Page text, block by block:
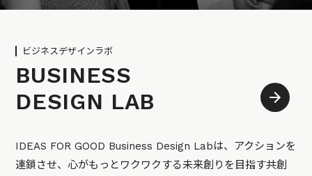
ビジネスデザインラボ
BUSINESS
DESIGN LAB
IDEAS FOR GOOD Business Design Labは、アクションを
連鎖させ、心がもっとワクワクする未来創りを目指す共創